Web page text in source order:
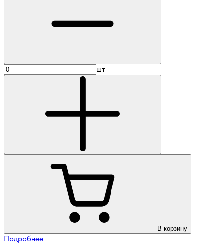
шт
В корзину
Подробнее